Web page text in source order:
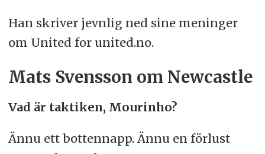
Han skriver jevnlig ned sine meninger
om United for united.no.
Mats Svensson om Newcastle
Vad är taktiken, Mourinho?
Ännu ett bottennapp. Ännu en förlust